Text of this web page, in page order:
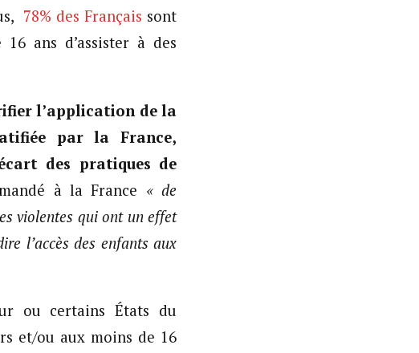
78% des Français sont
ans d’assister à des
l’application de la
par la France,
des pratiques de
à la France « de
violentes qui ont un effet
l’accès des enfants aux
ou certains États du
et/ou aux moins de 16